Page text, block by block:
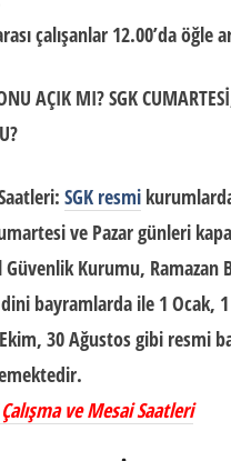
çalışanlar 12.00’da öğle
AÇIK MI? SGK
: SGK resmi
ve Pazar günleri
Güvenlik Kurumu, Ramazan
bayramlarda ile 1 Ocak, 1
30 Ağustos gibi resmi
ve Mesai Saatleri